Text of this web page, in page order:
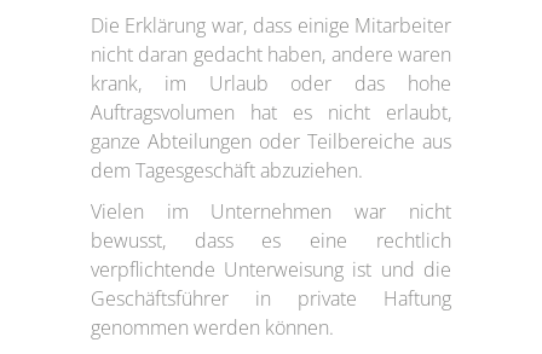
Die Erklärung war, dass einige Mitarbeiter
nicht daran gedacht haben, andere waren
krank, im Urlaub oder das hohe
Auftragsvolumen hat es nicht erlaubt,
ganze Abteilungen oder Teilbereiche aus
dem Tagesgeschäft abzuziehen.
Vielen im Unternehmen war nicht
bewusst, dass es eine rechtlich
verpflichtende Unterweisung ist und die
Geschäftsführer in private Haftung
genommen werden können.